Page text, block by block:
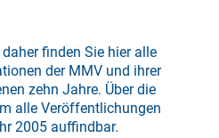
finden Sie hier alle
der MMV und ihrer
zehn Jahre. Über die
alle Veröffentlichungen
2005 auffindbar.